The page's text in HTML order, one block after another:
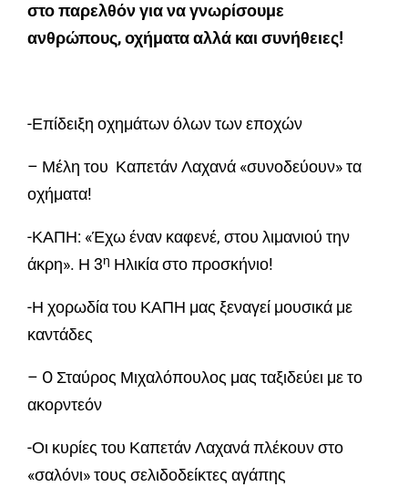
στο παρελθόν για να γνωρίσουμε
ανθρώπους, οχήματα αλλά και συνήθειες!
-Επίδειξη οχημάτων όλων των εποχών
– Μέλη του Καπετάν Λαχανά «συνοδεύουν» τα
οχήματα!
-ΚΑΠΗ: «Έχω έναν καφενέ, στου λιμανιού την
άκρη». Η 3η Ηλικία στο προσκήνιο!
-Η χορωδία του ΚΑΠΗ μας ξεναγεί μουσικά με
καντάδες
– O Σταύρος Μιχαλόπουλος μας ταξιδεύει με το
ακορντεόν
-Οι κυρίες του Καπετάν Λαχανά πλέκουν στο
«σαλόνι» τους σελιδοδείκτες αγάπης